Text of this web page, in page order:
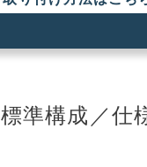
標準構成／仕